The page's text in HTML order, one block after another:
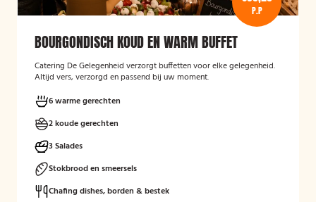
P.P
BOURGONDISCH KOUD EN WARM BUFFET
Catering De Gelegenheid verzorgt buffetten voor elke gelegenheid.
Altijd vers, verzorgd en passend bij uw moment.
6 warme gerechten
2 koude gerechten
3 Salades
Stokbrood en smeersels
Chafing dishes, borden & bestek